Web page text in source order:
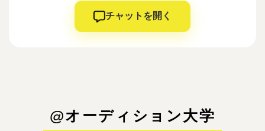
チャットを開く
@オーディション大学